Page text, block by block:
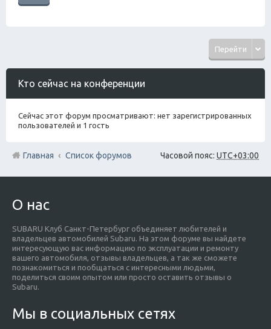
Перейти
Кто сейчас на конференции
Сейчас этот форум просматривают: нет зарегистрированных
пользователей и 1 гость
Часовой пояс: UTC+03:00
Главная Список форумов
О нас
SUBARU Клуб Санкт-Петербург объединяет любителей и
владельцев автомобилей Subaru. На этом форуме вы найдете
интересующую вас информацию по эксплуатации и ремонту
вашего автомобиля, отзывы владельцев, а так же сможете
познакомиться и пообщаться с интересными людьми,
поделиться своим опытом или просто оставить отзывы о
Subaru.
Мы в социальных сетях